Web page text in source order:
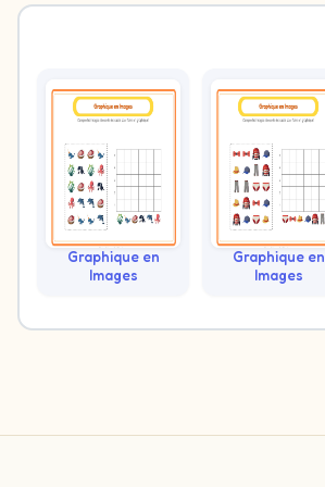
Graphique en
Images
Graphique en
Images